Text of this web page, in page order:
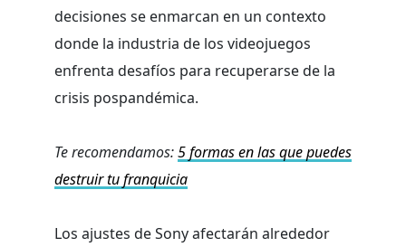
decisiones se enmarcan en un contexto
donde la industria de los videojuegos
enfrenta desafíos para recuperarse de la
crisis pospandémica.
Te recomendamos:5 formas en las que puedes
destruir tu franquicia
Los ajustes de Sony afectarán alrededor